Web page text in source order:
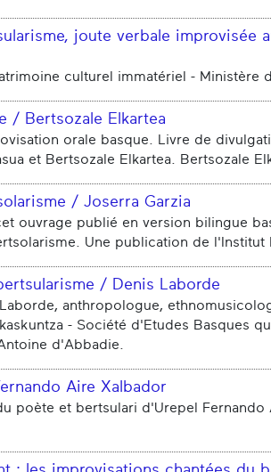
joute verbale improvisée
culturel immatériel - Ministère
/ Bertsozale Elkartea
orale basque. Livre de
et Bertsozale Elkartea. Bertsozale
/ Joserra Garzia
ouvrage publié en version bilingue
Une publication de l'Institut
/ Denis Laborde
anthropologue,
- Société d'Etudes Basques
d'Abbadie.
Aire Xalbador
poète et bertsulari d'Urepel